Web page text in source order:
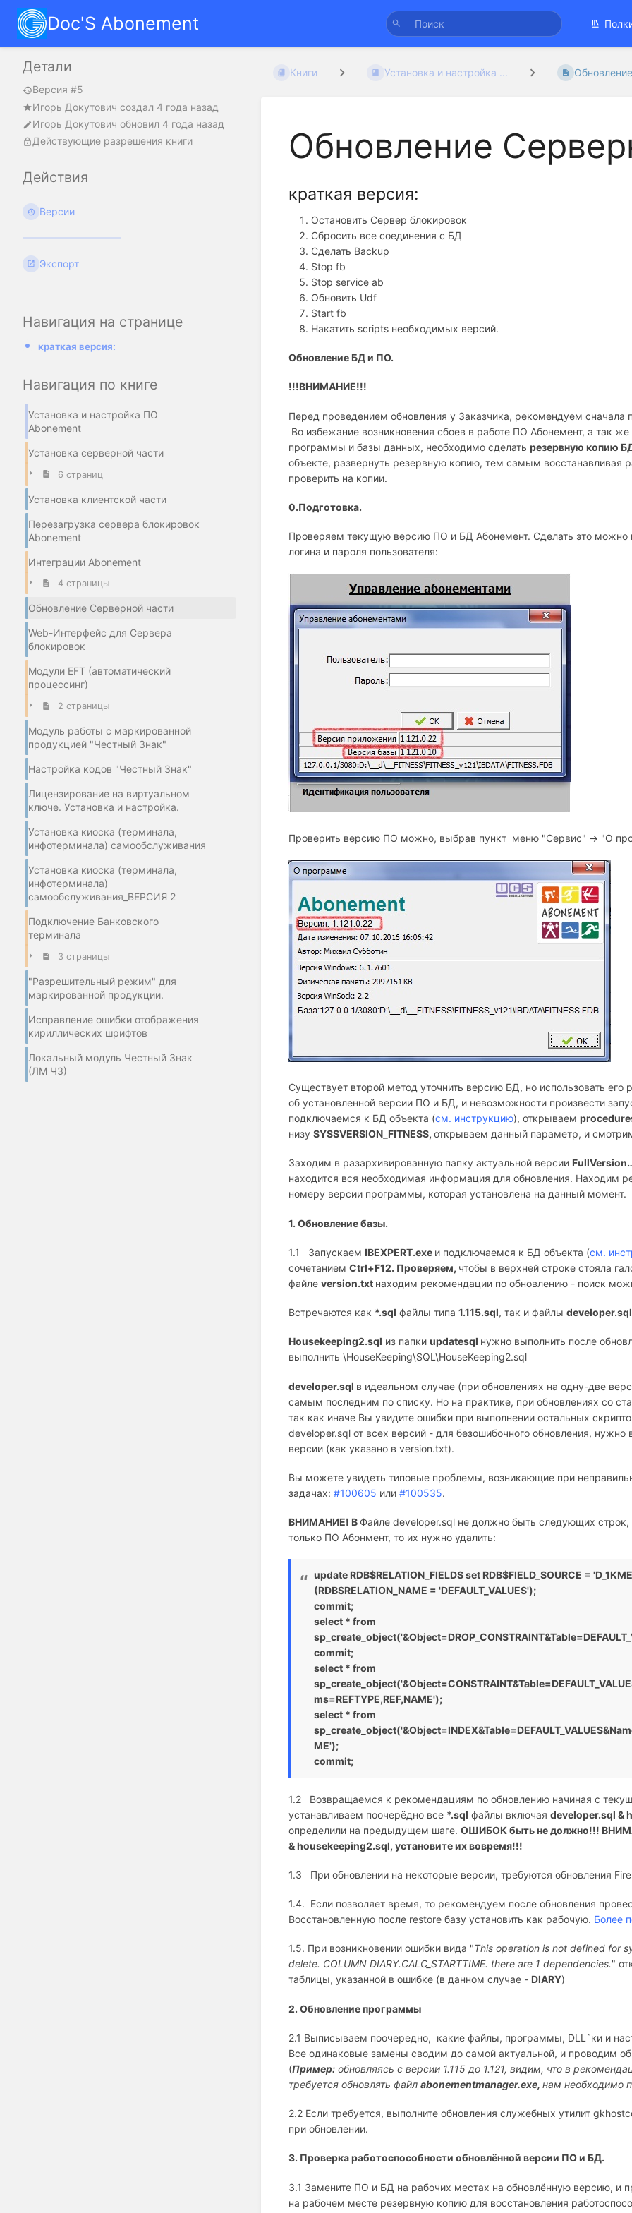
Doc'S Abonement
Навигация на странице
краткая версия:
Навигация по книге
Установка и настройка ПО
Abonement
Установка серверной части
6 страниц
Установка клиентской части
Перезагрузка сервера блокировок
Abonement
Интеграции Abonement
4 страницы
Обновление Серверной части
Web-Интерфейс для Сервера
блокировок
Модули EFT (автоматический
процессинг)
2 страницы
Модуль работы с маркированной
продукцией "Честный Знак"
Настройка кодов "Честный Знак"
Лицензирование на виртуальном
ключе. Установка и настройка.
Установка киоска (терминала,
инфотерминала) самообслуживания
Установка киоска (терминала,
инфотерминала)
самообслуживания_ВЕРСИЯ 2
Подключение Банковского
терминала
3 страницы
"Разрешительный режим" для
маркированной продукции.
Исправление ошибки отображения
кириллических шрифтов
Локальный модуль Честный Знак
(ЛМ ЧЗ)
Книги Установка и настройка ...
Обновление
краткая версия:
Остановить Сервер блокировок
Сбросить все соединения с БД
Сделать Backup
Stop fb
Stop service ab
Обновить Udf
Start fb
Накатить scripts необходимых версий.
Обновление БД и ПО.
!!!ВНИМАНИЕ!!!
Перед проведением обновления у Заказчика, рекомендуем сначала
Во избежание возникновения сбоев в работе ПО Абонемент, а так
программы и базы данных, необходимо сделать резервную копию
объекте, развернуть резервную копию, тем самым восстанавливая
проверить на копии.
0.Подготовка.
Проверяем текущую версию ПО и БД Абонемент. Сделать это можно
логина и пароля пользователя:
Проверить версию ПО можно, выбрав пункт меню "Сервис" -> "О
Существует второй метод уточнить версию БД, но использовать его
об установленной версии ПО и БД, и невозможности произвести
подключаемся к БД объекта (см. инструкцию), открываем
низу SYS$VERSION_ FITNESS, открываем данный параметр, и
Заходим в разархивированную папку актуальной версии
находится вся необходимая информация для обновления. Находим
номеру версии программы, которая установлена на данный момент.
1. Обновление базы.
1.1 Запускаем IBEXPERT.exe и подключаемся к БД объекта (см.
сочетанием Ctrl+F12. Проверяем, чтобы в верхней строке стояла
файле version.txt находим рекомендации по обновлению - поиск
Встречаются как *.sql файлы типа 1.115.sql, так и файлы
Housekeeping2.sql из папки updatesql нужно выполнить после
выполнить \HouseKeeping\SQL\HouseKeeping2.sql
developer.sql в идеальном случае (при обновлениях на одну-две
самым последним по списку. Но на практике, при обновлениях со
так как иначе Вы увидите ошибки при выполнении остальных
developer.sql от всех версий - для безошибочного обновления,
версии (как указано в version.txt).
Вы можете увидеть типовые проблемы, возникающие при
задачах: #100605 или #100535.
ВНИМАНИЕ! В Файле developer.sql не должно быть следующих строк,
только ПО Абонмент, то их нужно удалить:
update RDB$RELATION_FIELDS set RDB$FIELD_SOURCE =
(RDB$RELATION_NAME = 'DEFAULT_VALUES');
commit;
select * from
commit;
select * from
ms=REFTYPE,REF,NAME');
select * from
ME');
commit;
1.2 Возвращаемся к рекомендациям по обновлению начиная с
устанавливаем поочерёдно все *.sql файлы включая developer.sql &
определили на предыдущем шаге. ОШИБОК быть не должно!!!
&housekeeping2.sql, установите их вовремя!!!
1.3 При обновлении на некоторые версии, требуются обновления
1.4. Если позволяет время, то рекомендуем после обновления
Восстановленную после restore базу установить как рабочую. Более
1.5. При возникновении ошибки вида "This operation is not defined for
delete. COLUMN DIARY.CALC_STARTTIME. there are 1 dependencies."
таблицы, указанной в ошибке (в данном случае - DIARY)
2. Обновление программы
2.1 Выписываем поочередно, какие файлы, программы, DLL`ки и
Все одинаковые замены сводим до самой актуальной, и проводим
(Пример: обновляясь с версии 1.115 до 1.121, видим, что в
требуется обновлять файл abonementmanager.exe, нам необходимо
2.2 Если требуется, выполните обновления служебных утилит
при обновлении.
3. Проверка работоспособности обновлённой версии ПО и БД.
3.1 Замените ПО и БД на рабочих местах на обновлённую версию, и
на рабочем месте резервную копию для восстановления
Детали
Версия #5
Игорь Докутович создал 4 года назад
Игорь Докутович обновил 4 года назад
Действующие разрешения книги
Действия
Версии
Экспорт